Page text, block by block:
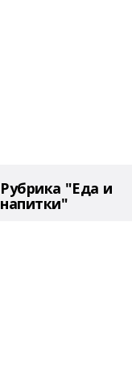
Рубрика "Еда и
напитки"